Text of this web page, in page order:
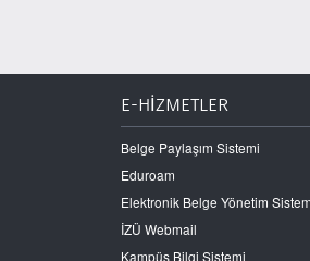
E-HİZMETLER
Belge Paylaşım Sistemi
Eduroam
Elektronik Belge Yönetim
İZÜ Webmail
Kampüs Bilgi Sistemi